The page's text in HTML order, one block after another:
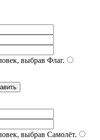
выбрав Флаг.
выбрав Самолёт.